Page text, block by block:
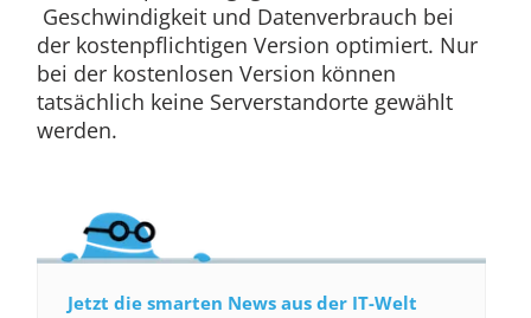
Geschwindigkeit und Datenverbrauch bei
der kostenpflichtigen Version optimiert. Nur
bei der kostenlosen Version können
tatsächlich keine Serverstandorte gewählt
werden.
Jetzt die smarten News aus der IT-Welt